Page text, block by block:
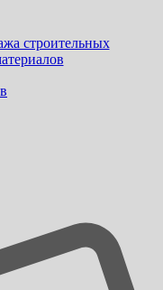
строительных